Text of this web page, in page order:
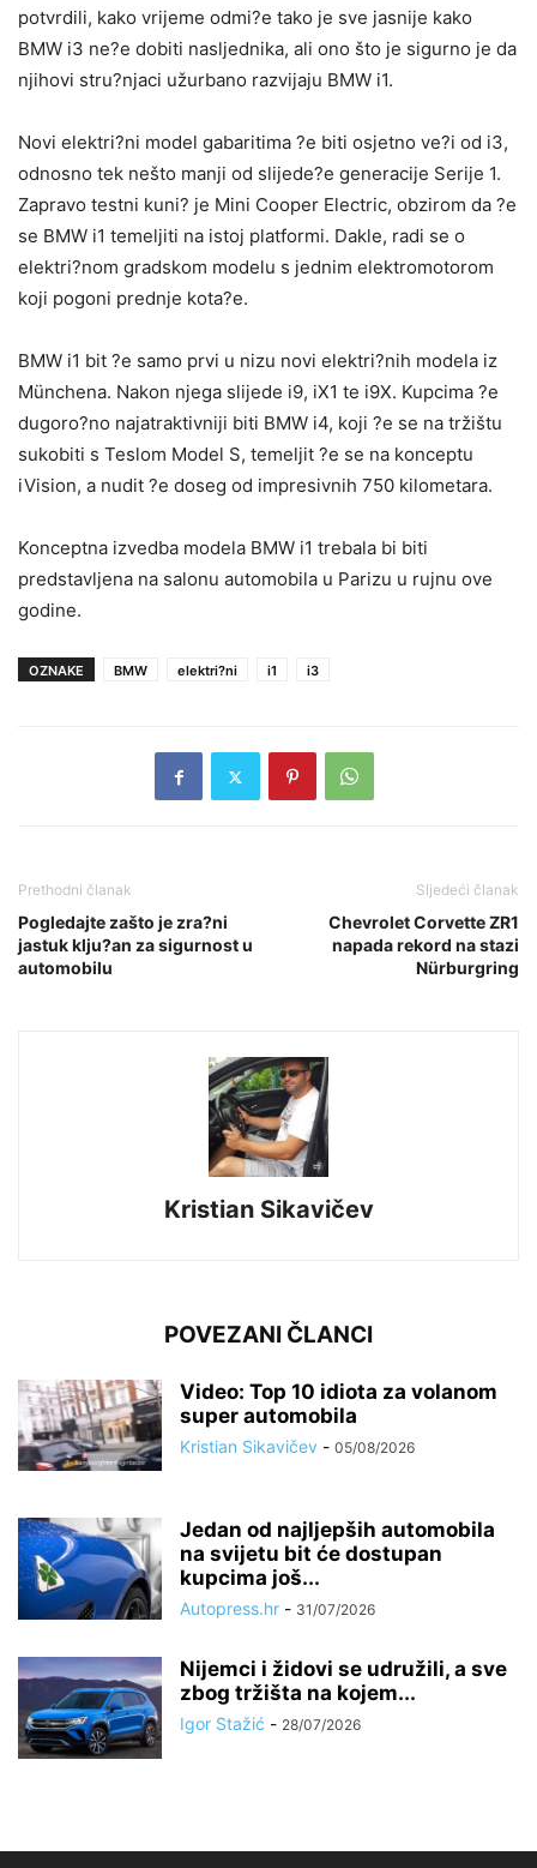
potvrdili, kako vrijeme odmi?e tako je sve jasnije kako
BMW i3 ne?e dobiti nasljednika, ali ono što je sigurno je da
njihovi stru?njaci užurbano razvijaju BMW i1.
Novi elektri?ni model gabaritima ?e biti osjetno ve?i od i3,
odnosno tek nešto manji od slijede?e generacije Serije 1.
Zapravo testni kuni? je Mini Cooper Electric, obzirom da ?e
se BMW i1 temeljiti na istoj platformi. Dakle, radi se o
elektri?nom gradskom modelu s jednim elektromotorom
koji pogoni prednje kota?e.
BMW i1 bit ?e samo prvi u nizu novi elektri?nih modela iz
Münchena. Nakon njega slijede i9, iX1 te i9X. Kupcima ?e
dugoro?no najatraktivniji biti BMW i4, koji ?e se na tržištu
sukobiti s Teslom Model S, temeljit ?e se na konceptu
iVision, a nudit ?e doseg od impresivnih 750 kilometara.
Konceptna izvedba modela BMW i1 trebala bi biti
predstavljena na salonu automobila u Parizu u rujnu ove
godine.
OZNAKE BMW elektri?ni i1 i3
Prethodni članak
Pogledajte zašto je zra?ni
jastuk klju?an za sigurnost u
automobilu
Sljedeći članak
Chevrolet Corvette ZR1
napada rekord na stazi
Nürburgring
Kristian Sikavičev
POVEZANI ČLANCI
Video: Top 10 idiota za volanom
super automobila
Kristian Sikavičev - 05/08/2026
Jedan od najljepših automobila
na svijetu bit će dostupan
kupcima još...
Autopress.hr - 31/07/2026
Nijemci i židovi se udružili, a sve
zbog tržišta na kojem...
Igor Stažić - 28/07/2026